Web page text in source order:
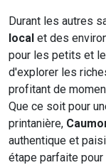
Durant les autres
local et des
pour les petits et
d'explorer les
profitant de
Que ce soit pour
printanière,
authentique et
étape parfaite